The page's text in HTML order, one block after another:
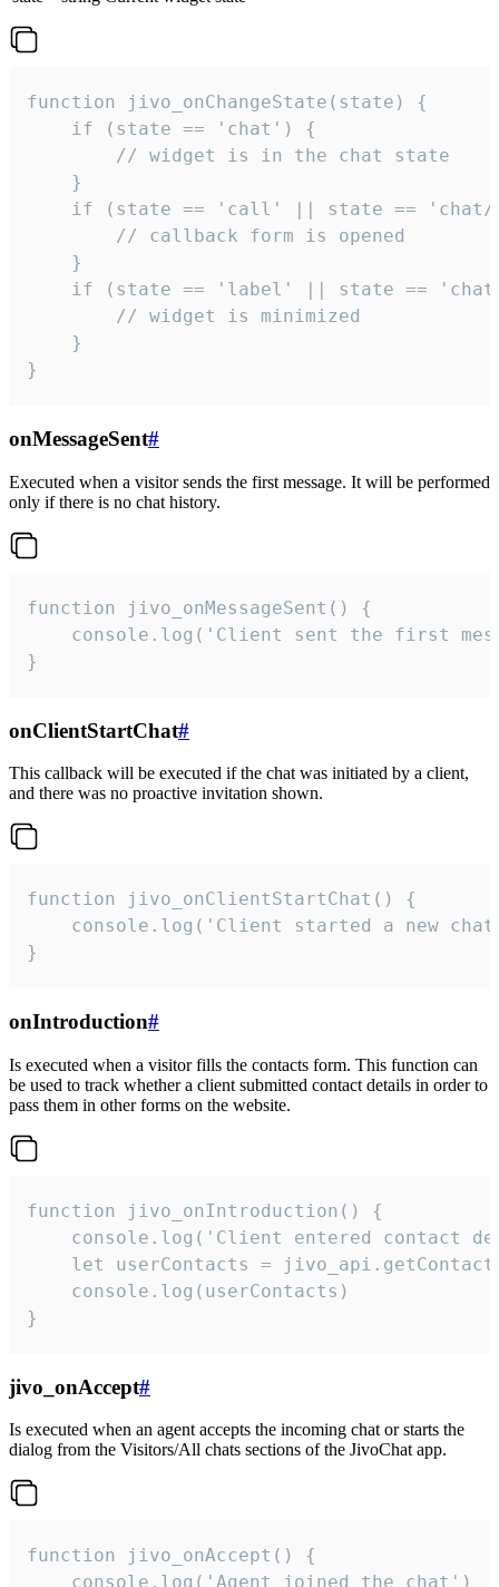
function jivo_onChangeState(state) {
    if (state == 'chat') {
        // widget is in the chat state
    }
if (state == 'call' || state ==
        // callback form is opened
    }
if (state == 'label' || state ==
        // widget is minimized
    }
}
onMessageSent#
Executed when a visitor sends the first message. It will be performed
only if there is no chat history.
function jivo_onMessageSent() {
console.log('Client sent the first
}
onClientStartChat#
This callback will be executed if the chat was initiated by a client,
and there was no proactive invitation shown.
function jivo_onClientStartChat() {
console.log('Client started a new
}
onIntroduction#
Is executed when a visitor fills the contacts form. This function can
be used to track whether a client submitted contact details in order to
pass them in other forms on the website.
function jivo_onIntroduction() {
console.log('Client entered contact
let userContacts =
    console.log(userContacts)
}
jivo_onAccept#
Is executed when an agent accepts the incoming chat or starts the
dialog from the Visitors/All chats sections of the JivoChat app.
function jivo_onAccept() {